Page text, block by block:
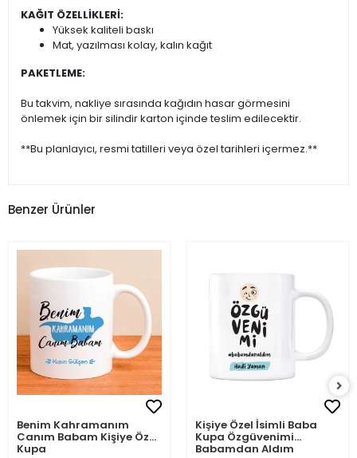
KAĞIT ÖZELLİKLERİ:
Yüksek kaliteli baskı
Mat, yazılması kolay, kalın kağıt
PAKETLEME:
Bu takvim, nakliye sırasında kağıdın hasar görmesini
önlemek için bir silindir karton içinde teslim edilecektir.
**Bu planlayıcı, resmi tatilleri veya özel tarihleri içermez.**
Benzer Ürünler
Benim Kahramanım
Canım Babam Kişiye Özel
Kupa
Kişiye Özel İsimli Baba
Kupa Özgüvenimi
Babamdan Aldım